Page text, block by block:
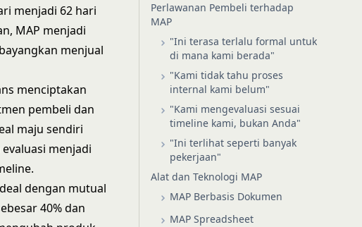
menjadi 62 hari
MAP menjadi
menjual
menciptakan
pembeli dan
maju sendiri
menjadi
dengan mutual
40% dan
Perlawanan Pembeli terhadap
MAP
"Ini terasa terlalu formal untuk
di mana kami berada"
"Kami tidak tahu proses
internal kami belum"
"Kami mengevaluasi sesuai
timeline kami, bukan Anda"
"Ini terlihat seperti banyak
pekerjaan"
Alat dan Teknologi MAP
MAP Berbasis Dokumen
MAP Spreadsheet